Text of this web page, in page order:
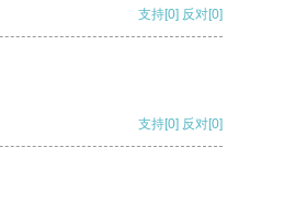
支持[0] 反对[0]
支持[0] 反对[0]